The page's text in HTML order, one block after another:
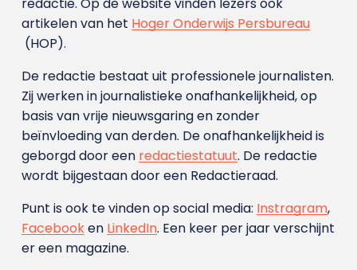
artikelen van het Hoger Onderwijs Persbureau
(HOP).
De redactie bestaat uit professionele journalisten.
Zij werken in journalistieke onafhankelijkheid, op
basis van vrije nieuwsgaring en zonder
beïnvloeding van derden. De onafhankelijkheid is
geborgd door een redactiestatuut. De redactie
wordt bijgestaan door een Redactieraad.
Punt is ook te vinden op social media: Instragram,
Facebooken LinkedIn. Een keer per jaar verschijnt
er een magazine.